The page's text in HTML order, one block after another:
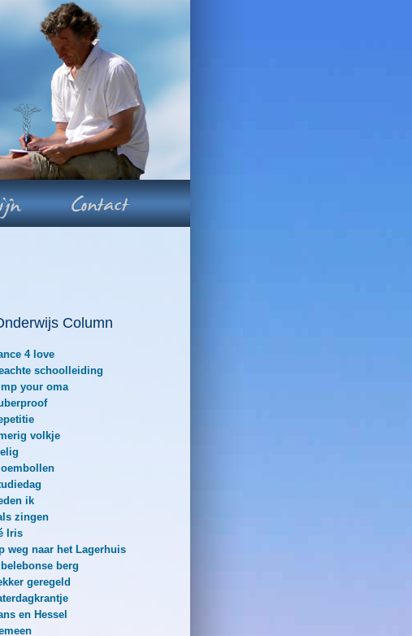
Column
4 love
schoolleiding
your oma
volkje
ik
zingen
Iris
weg naar het Lagerhuis
berg
geregeld
en Hessel